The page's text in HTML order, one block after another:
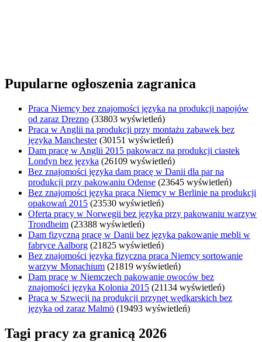
Pupularne ogłoszenia zagranica
Praca Niemcy bez znajomości języka na produkcji napojów
od zaraz Drezno (33803 wyświetleń)
Praca w Anglii na produkcji przy montażu zabawek bez
języka Manchester(30151 wyświetleń)
Dam pracę w Anglii 2015 pakowacz na produkcji ciastek
Londyn bez języka (26109 wyświetleń)
Bez znajomości języka dam pracę w Danii dla par na
produkcji przy pakowaniu Odense (23645 wyświetleń)
Bez znajomości języka praca Niemcy w Berlinie na produkcji
opakowań 2015 (23530 wyświetleń)
Oferta pracy w Norwegii bez języka przy pakowaniu warzyw
Trondheim (23388 wyświetleń)
Dam fizyczną pracę w Danii bez języka pakowanie mebli w
fabryce Aalborg (21825 wyświetleń)
Bez znajomości języka fizyczna praca Niemcy sortowanie
warzyw Monachium (21819 wyświetleń)
Dam pracę w Niemczech pakowanie owoców bez
znajomości języka Kolonia 2015 (21134 wyświetleń)
Praca w Szwecji na produkcji przynęt wędkarskich bez
języka od zaraz Malmö (19493 wyświetleń)
Tagi pracy za granicą 2026